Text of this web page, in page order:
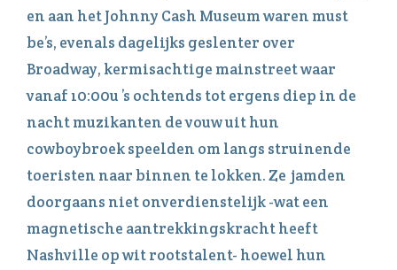
en aan het Johnny Cash Museum waren must
be’s, evenals dagelijks geslenter over
Broadway, kermisachtige mainstreet waar
vanaf 10:00u ’s ochtends tot ergens diep in de
nacht muzikanten de vouw uit hun
cowboybroek speelden om langs struinende
toeristen naar binnen te lokken. Ze jamden
doorgaans niet onverdienstelijk -wat een
magnetische aantrekkingskracht heeft
Nashville op wit rootstalent- hoewel hun